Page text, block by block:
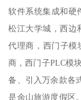
软件系统集成和硬
松江大学城，西边
代理商，西门子模
商，西门子PLC模
备、引入万余款各
是余山旅游度假区